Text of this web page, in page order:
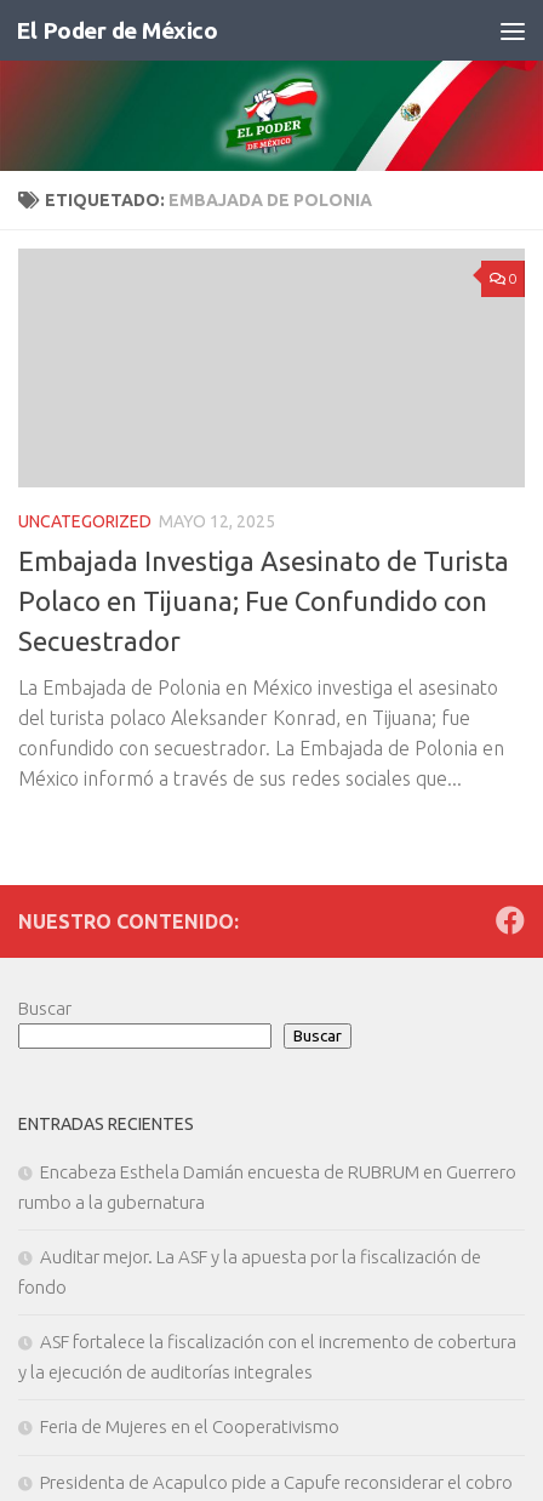
Saltar al contenido
El Poder de México
ETIQUETADO: EMBAJADA DE POLONIA
0
UNCATEGORIZED MAYO 12, 2025
Embajada Investiga Asesinato de Turista
Polaco en Tijuana; Fue Confundido con
Secuestrador
La Embajada de Polonia en México investiga el asesinato
del turista polaco Aleksander Konrad, en Tijuana; fue
confundido con secuestrador. La Embajada de Polonia en
México informó a través de sus redes sociales que...
NUESTRO CONTENIDO:
Buscar
Buscar
ENTRADAS RECIENTES
Encabeza Esthela Damián encuesta de RUBRUM en Guerrero
rumbo a la gubernatura
Auditar mejor. La ASF y la apuesta por la fiscalización de
fondo
ASF fortalece la fiscalización con el incremento de cobertura
y la ejecución de auditorías integrales
Feria de Mujeres en el Cooperativismo
Presidenta de Acapulco pide a Capufe reconsiderar el cobro